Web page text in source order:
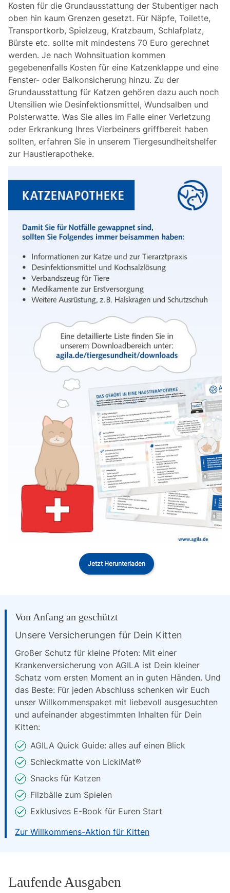
Kosten für die Grundausstattung der Stubentiger nach
oben hin kaum Grenzen gesetzt. Für Näpfe, Toilette,
Transportkorb, Spielzeug, Kratzbaum, Schlafplatz,
Bürste etc. sollte mit mindestens 70 Euro gerechnet
werden. Je nach Wohnsituation kommen
gegebenenfalls Kosten für eine Katzenklappe und eine
Fenster- oder Balkonsicherung hinzu. Zu der
Grundausstattung für Katzen gehören dazu auch noch
Utensilien wie Desinfektionsmittel, Wundsalben und
Polsterwatte. Was Sie alles im Falle einer Verletzung
oder Erkrankung Ihres Vierbeiners griffbereit haben
sollten, erfahren Sie in unserem Tiergesundheitshelfer
zur Haustierapotheke.
Jetzt Herunterladen
Von Anfang an geschützt
Unsere Versicherungen für Dein Kitten
Großer Schutz für kleine Pfoten: Mit einer
Krankenversicherung von AGILA ist Dein kleiner
Schatz vom ersten Moment an in guten Händen. Und
das Beste: Für jeden Abschluss schenken wir Euch
unser Willkommenspaket mit liebevoll ausgesuchten
und aufeinander abgestimmten Inhalten für Dein
Kitten:
AGILA Quick Guide: alles auf einen Blick
Schleckmatte von LickiMat®
Snacks für Katzen
Filzbälle zum Spielen
Exklusives E-Book für Euren Start
Zur Willkommens-Aktion für Kitten
Laufende Ausgaben